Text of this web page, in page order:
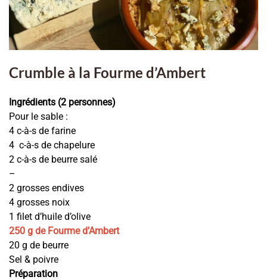
Crumble à la Fourme d’Ambert
Ingrédients (2 personnes)
Pour le sable :
4 c-à-s de farine
4 c-à-s de chapelure
2 c-à-s de beurre salé
–
2 grosses endives
4 grosses noix
1 filet d’huile d’olive
250 g de Fourme d’Ambert
20 g de beurre
Sel & poivre
Préparation